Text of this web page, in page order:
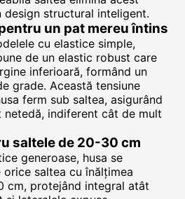
design structural inteligent.
un pat mereu întins
cu elastice simple,
de un elastic robust care
inferioară, formând un
grade. Această tensiune
ferm sub saltea, asigurând
indiferent cât de mult
saltele de 20-30 cm
generoase, husa se
saltea cu înălțimea
cm, protejând integral atât